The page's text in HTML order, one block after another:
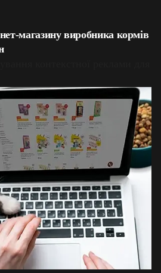
магазину виробника кормів